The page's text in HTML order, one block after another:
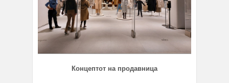
Концептот на продавница